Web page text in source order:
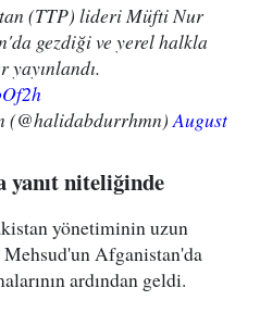
(TTP) lideri Müfti Nur
gezdiği ve yerel halkla
August
yanıt niteliğinde
yönetiminin uzun
Afganistan'da
ardından geldi.